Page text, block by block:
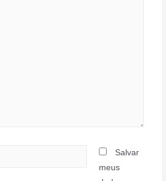
Salvar
meus